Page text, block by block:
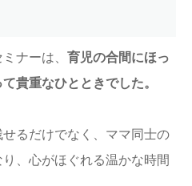
ナーは、 育児の合間にほっ
貴重なひとときでした。
るだけでなく、ママ同士の
、心がほぐれる温かな時間